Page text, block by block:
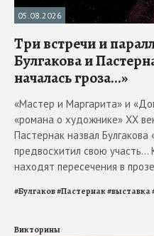
05.08.2026
Три встречи и
Булгакова и
началась гроза...»
«Мастер и Маргарита» и
«романа о художнике» ХХ
Пастернак назвал
предвосхитил свою
находят пересечения в
#Булгаков#Пастернак#выставка
Викторины